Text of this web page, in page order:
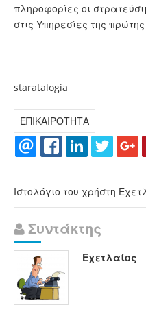
πληροφορίες οι
στις Υπηρεσίες της
staratalogia
ΕΠΙΚΑΙΡΟΤΗΤΑ
Ιστολόγιο του χρήστη
Συντάκτης
Εχετλαίος